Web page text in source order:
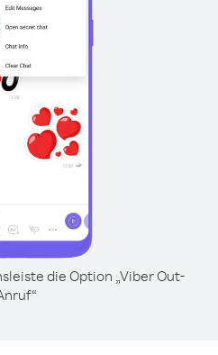
die Option „Viber Out-